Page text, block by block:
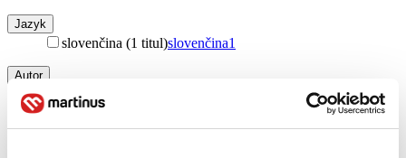
Jazyk
slovenčina (1 titul)slovenčina1
Autor
Andrej Kurejčik (1 titul)
Vydavateľstvo